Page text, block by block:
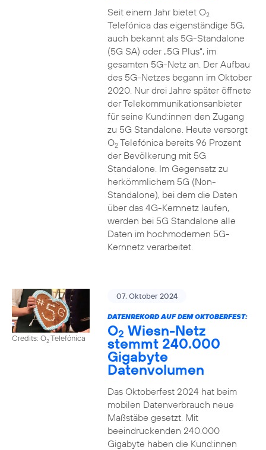
Seit einem Jahr bietet O2
Telefónica das eigenständige 5G,
auch bekannt als 5G-Standalone
(5G SA) oder „5G Plus“, im
gesamten 5G-Netz an. Der Aufbau
des 5G-Netzes begann im Oktober
2020. Nur drei Jahre später öffnete
der Telekommunikationsanbieter
für seine Kund:innen den Zugang
zu 5G Standalone. Heute versorgt
O2Telefónica bereits 96 Prozent
der Bevölkerung mit 5G
Standalone. Im Gegensatz zu
herkömmlichem 5G (Non-
Standalone), bei dem die Daten
über das 4G-Kernnetz laufen,
werden bei 5G Standalone alle
Daten im hochmodernen 5G-
Kernnetz verarbeitet.
Credits: O2Telefónica
07. Oktober 2024
DATENREKORD AUF DEM OKTOBERFEST:
O2 Wiesn-Netz
stemmt 240.000
Gigabyte
Datenvolumen
Das Oktoberfest 2024 hat beim
mobilen Datenverbrauch neue
Maßstäbe gesetzt. Mit
beeindruckenden 240.000
Gigabyte haben die Kund:innen